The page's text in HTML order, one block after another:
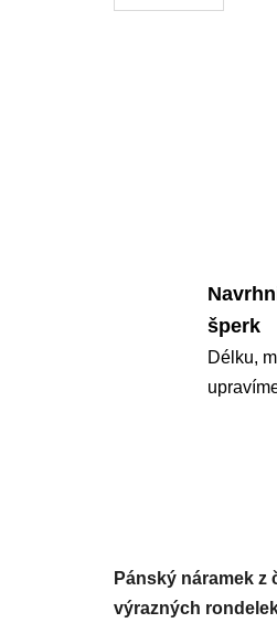
šperk
Délku,
Pánský náramek
výrazných